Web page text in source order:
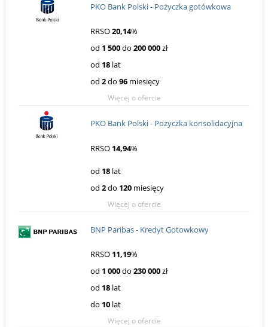
PKO Bank Polski - Pożyczka gotówkowa
RRSO20,14%
od 1 500do 200 000zł
od 18 lat
od 2do 96 miesięcy
Więcej o ofercie
PKO Bank Polski - Pożyczka konsolidacyjna
RRSO 14,94%
od 18 lat
od 2do 120 miesięcy
Więcej o ofercie
BNP Paribas - Kredyt Gotowkowy
RRSO 11,19%
od 1 000do 230 000zł
od 18 lat
do 10 lat
Więcej o ofercie